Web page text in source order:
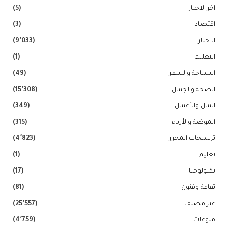
اخر الاخبار (5)
اقتصاد (3)
الاخبار (9٬033)
التعليم (1)
السياحة والسفر (49)
الصحة والجمال (15٬308)
المال والأعمال (349)
الموضة والأزياء (315)
ترشيحات المحرر (4٬823)
تعليم (1)
تكنولوجيا (17)
ثقافة وفنون (81)
غير مصنف (25٬557)
منوعات (4٬759)